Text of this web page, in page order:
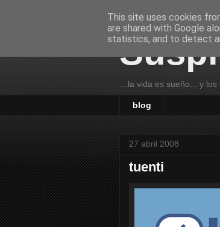
...la vida es sueño... y
blog
27 abril 2008
tuenti
This site uses cookies
are shared with Google
statistics, and to detect